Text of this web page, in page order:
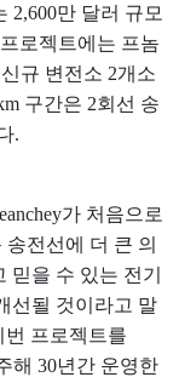
2,600만 달러 규모
로젝트에는 프놈
규 변전소 2개소
구간은 2회선 송
.
가 처음으로
전선에 더 큰 의
을 수 있는 전기
선될 것이라고 말
번 프로젝트를
해 30년간 운영한